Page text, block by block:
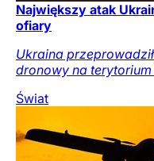
Największy atak
ofiary
Ukraina
dronowy na terytorium
Świat